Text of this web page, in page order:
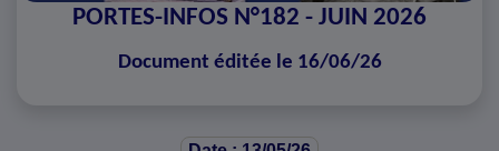
PORTES-INFOS N°182 - JUIN 2026
Document éditée le 16/06/26